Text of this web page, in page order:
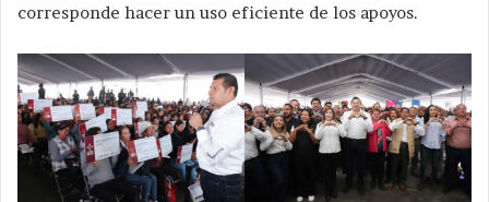
corresponde hacer un uso eficiente de los apoyos.